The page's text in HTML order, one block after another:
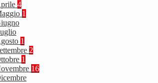
4
1
1
2
1
16